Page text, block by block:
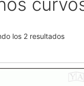
los 2 resultados